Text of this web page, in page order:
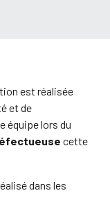
est réalisée
et de
équipe lors du
cette
dans les